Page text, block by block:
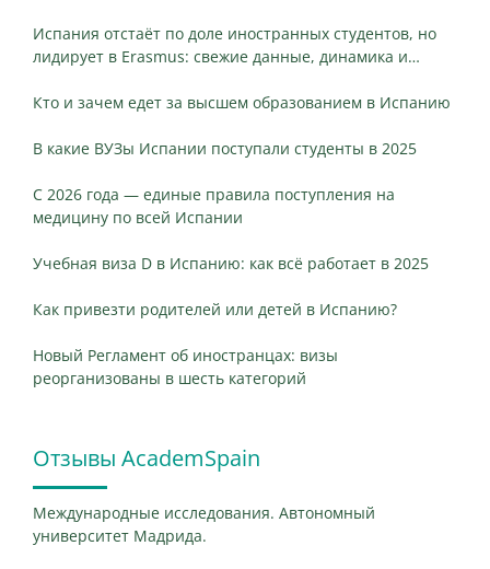
Испания отстаёт по доле иностранных студентов, но
лидирует в Erasmus: свежие данные, динамика и
Кто и зачем едет за высшем образованием в Испанию
В какие ВУЗы Испании поступали студенты в 2025
С 2026 года — единые правила поступления на
медицину по всей Испании
Учебная виза D в Испанию: как всё работает в 2025
Как привезти родителей или детей в Испанию?
Новый Регламент об иностранцах: визы
реорганизованы в шесть категорий
Отзывы AcademSpain
Международные исследования. Автономный
университет Мадрида.